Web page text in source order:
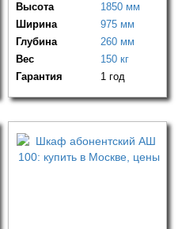
Высота
1850 мм
Ширина
975 мм
Глубина
260 мм
Вес
150 кг
Гарантия
1 год